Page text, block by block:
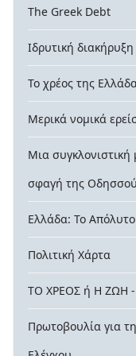
The Greek Debt
Ιδρυτική διακήρυξη
Το χρέος της
Μερικά νομικά
Μια συγκλονιστική
σφαγή της Οδησσού
Ελλάδα: Το
Πολιτική Χάρτα
ΤΟ ΧΡΕΟΣ ή Η ΖΩΗ -
Πρωτοβουλία για